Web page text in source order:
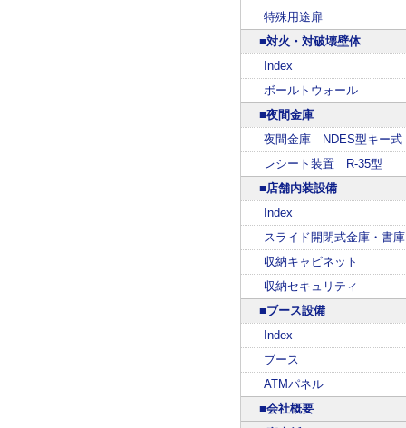
特殊用途扉
■対火・対破壊壁体
Index
ボールトウォール
■夜間金庫
夜間金庫 NDES型キー式
レシート装置 R-35型
■店舗内装設備
Index
スライド開閉式金庫・書庫
収納キャビネット
収納セキュリティ
■ブース設備
Index
ブース
ATMパネル
■会社概要